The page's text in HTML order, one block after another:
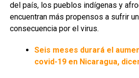
del país, los pueblos indígenas y
encuentran más propensos a sufrir
consecuencia por el virus.
Seis meses durará el
covid-19 en Nicaragua,